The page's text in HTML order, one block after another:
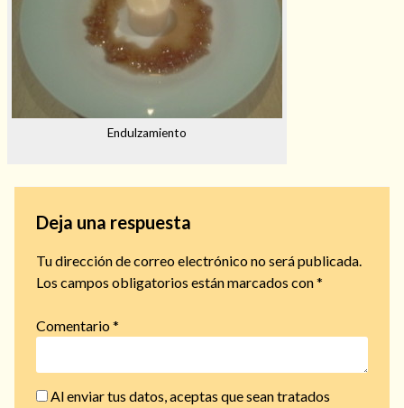
Endulzamiento
Deja una respuesta
Tu dirección de correo electrónico no será publicada.
Los campos obligatorios están marcados con*
Comentario*
Al enviar tus datos, aceptas que sean tratados